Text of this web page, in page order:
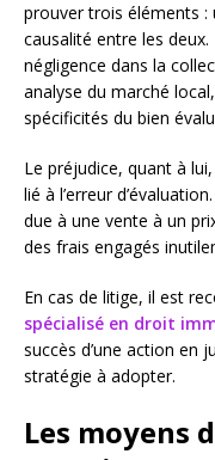
prouver trois éléments :
causalité entre les
négligence dans la
analyse du marché
spécificités du bien
Le préjudice, quant à
lié à l’erreur
due à une vente à un
des frais engagés
En cas de litige, il est
spécialisé en droit
succès d’une action en
stratégie à adopter.
Les moyens